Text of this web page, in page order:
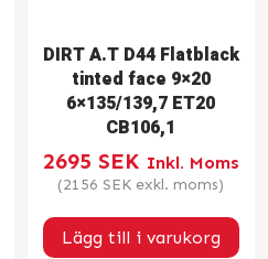
DIRT A.T D44 Flatblack
tinted face 9×20
6×135/139,7 ET20
CB106,1
2695 SEK Inkl. Moms
(2156 SEK exkl. moms)
Lägg till i varukorg